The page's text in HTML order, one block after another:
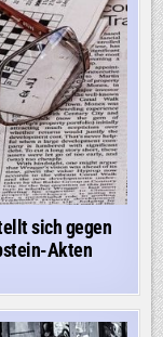
sich gegen
Akten